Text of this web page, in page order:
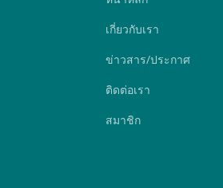
เกี่ยวกับเรา
ข่าวสาร/ประกาศ
ติดต่อเรา
สมาชิก